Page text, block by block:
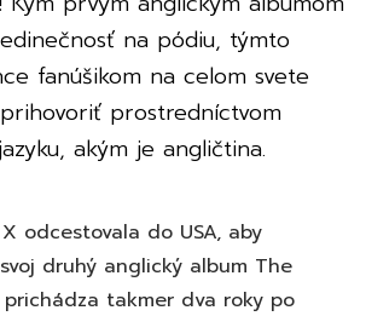
na pódiu, týmto
fanúšikom na celom svete
prostredníctvom
akým je angličtina.
odcestovala do USA, aby
druhý anglický album The
takmer dva roky po